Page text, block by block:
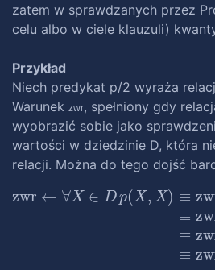
zatem w sprawdzanych przez
celu albo w ciele klauzuli)
Przykład
Niech predykat p/2 wyraża
Warunek zwr, spełniony gdy
wyobrazić sobie jako
wartości w dziedzinie D, która
relacji. Można do tego dojść
zwr ← ∀X∈ D p(X,X) zwr←∀